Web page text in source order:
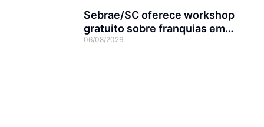
Sebrae/SC oferece workshop
gratuito sobre franquias em
Joinville
06/08/2026